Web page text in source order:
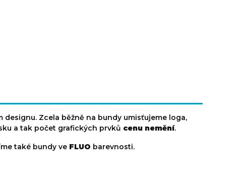
Zcela běžně na bundy umisťujeme loga,
a tak počet grafických prvků cenu nemění.
také bundy ve FLUO barevnosti.